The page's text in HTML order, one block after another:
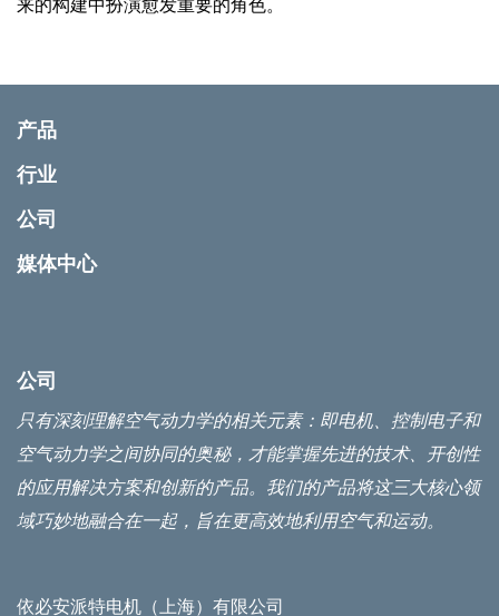
来的构建中扮演愈发重要的角色。
产品
行业
公司
媒体中心
公司
只有深刻理解空气动力学的相关元素：即电机、控制电子和
空气动力学之间协同的奥秘，才能掌握先进的技术、开创性
的应用解决方案和创新的产品。我们的产品将这三大核心领
域巧妙地融合在一起，旨在更高效地利用空气和运动。
依必安派特电机（上海）有限公司